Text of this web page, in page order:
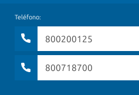
Teléfono:
800200125
800718700